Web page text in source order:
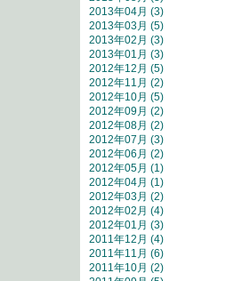
2013年04月 (3)
2013年03月 (5)
2013年02月 (3)
2013年01月 (3)
2012年12月 (5)
2012年11月 (2)
2012年10月 (5)
2012年09月 (2)
2012年08月 (2)
2012年07月 (3)
2012年06月 (2)
2012年05月 (1)
2012年04月 (1)
2012年03月 (2)
2012年02月 (4)
2012年01月 (3)
2011年12月 (4)
2011年11月 (6)
2011年10月 (2)